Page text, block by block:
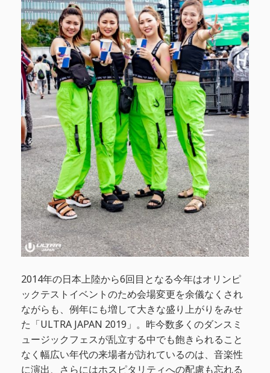
2014年の日本上陸から6回目となる今年はオリンピ
ックテストイベントのため会場変更を余儀なくされ
ながらも、例年にも増して大きな盛り上がりをみせ
た「ULTRA JAPAN 2019」。昨今数多くのダンスミ
ュージックフェスが乱立する中でも飽きられること
なく幅広い年代の来場者が訪れているのは、音楽性
に演出、さらにはホスピタリティへの配慮も忘れる